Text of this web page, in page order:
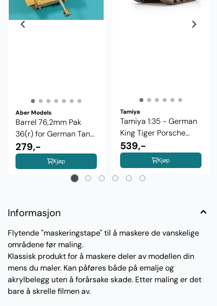
Aber Models
Barrel 76,2mm Pak
36(r) for German Tank
...
279,-
Kjøp
Tamiya
Tamiya 1:35 - German
King Tiger Porsche
Turret ...
539,-
Kjøp
Informasjon
Flytende "maskeringstape" til å maskere de vanskelige
områdene før maling.
Klassisk produkt for å maskere deler av modellen din
mens du maler. Kan påføres både på emalje og
akrylbelegg uten å forårsake skade. Etter maling er det
bare å skrelle filmen av.